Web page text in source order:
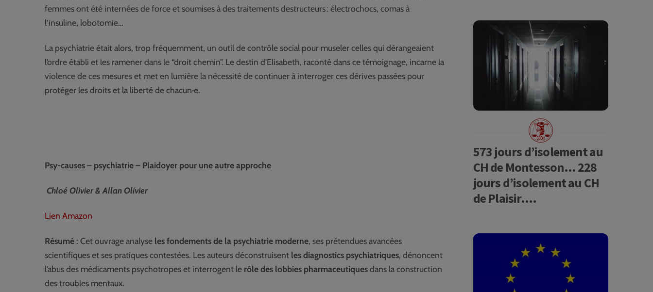
femmes ont été internées de force et soumises à des traitements destructeurs : électrochocs, comas à
l’insuline, lobotomie…
La psychiatrie était alors, trop fréquemment, un outil de contrôle social pour museler celles qui dérangeaient
l’ordre établi et les ramener dans le “droit chemin”. Le destin d’Elisabeth, raconté dans ce témoignage, incarne la
violence de ces mesures et met en lumière la nécessité de continuer à interroger ces dérives passées pour
protéger les droits et la liberté de chacun·e.
Psy-causes – psychiatrie – Plaidoyer pour une autre approche
Chloé Olivier & Allan Olivier
Lien Amazon
Résumé : Cet ouvrage analyse les fondements de la psychiatrie moderne, ses prétendues avancées
scientifiques et ses pratiques contestées. Les auteurs déconstruisent les diagnostics psychiatriques, dénoncent
l’abus des médicaments psychotropes et interrogent le rôle des lobbies pharmaceutiquesdans la construction
des troubles mentaux.
573 jours d’isolement au
CH de Montesson… 228
jours d’isolement au CH
de Plaisir….